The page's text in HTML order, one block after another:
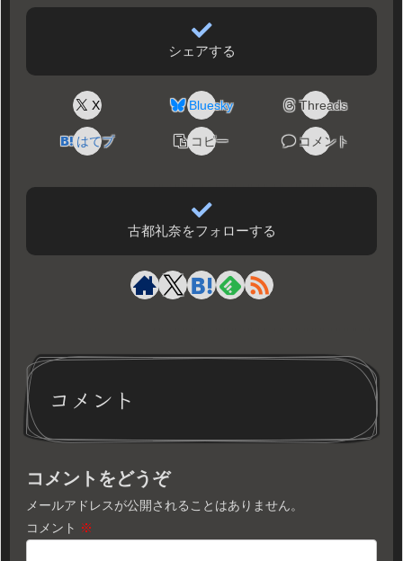
シェアする
X Bluesky Threads
はてブ コピー コメント
古都礼奈をフォローする
コメント
コメントをどうぞ
メールアドレスが公開されることはありません。
コメント ※